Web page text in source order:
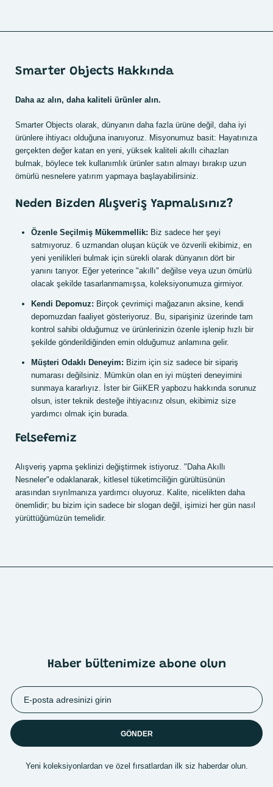
Smarter Objects Hakkında
Daha az alın, daha kaliteli ürünler alın.
Smarter Objects olarak, dünyanın daha fazla ürüne değil, daha iyi
ürünlere ihtiyacı olduğuna inanıyoruz. Misyonumuz basit: Hayatınıza
gerçekten değer katan en yeni, yüksek kaliteli akıllı cihazları
bulmak, böylece tek kullanımlık ürünler satın almayı bırakıp uzun
ömürlü nesnelere yatırım yapmaya başlayabilirsiniz.
Neden Bizden Alışveriş Yapmalısınız?
Özenle Seçilmiş Mükemmellik: Biz sadece her şeyi
satmıyoruz. 6 uzmandan oluşan küçük ve özverili ekibimiz, en
yeni yenilikleri bulmak için sürekli olarak dünyanın dört bir
yanını tarıyor. Eğer yeterince "akıllı" değilse veya uzun ömürlü
olacak şekilde tasarlanmamışsa, koleksiyonumuza girmiyor.
Kendi Depomuz: Birçok çevrimiçi mağazanın aksine, kendi
depomuzdan faaliyet gösteriyoruz. Bu, siparişiniz üzerinde tam
kontrol sahibi olduğumuz ve ürünlerinizin özenle işlenip hızlı bir
şekilde gönderildiğinden emin olduğumuz anlamına gelir.
Müşteri Odaklı Deneyim: Bizim için siz sadece bir sipariş
numarası değilsiniz. Mümkün olan en iyi müşteri deneyimini
sunmaya kararlıyız. İster bir GiiKER yapbozu hakkında sorunuz
olsun, ister teknik desteğe ihtiyacınız olsun, ekibimiz size
yardımcı olmak için burada.
Felsefemiz
Alışveriş yapma şeklinizi değiştirmek istiyoruz. "Daha Akıllı
Nesneler"e odaklanarak, kitlesel tüketimciliğin gürültüsünün
arasından sıyrılmanıza yardımcı oluyoruz. Kalite, nicelikten daha
önemlidir; bu bizim için sadece bir slogan değil, işimizi her gün nasıl
yürüttüğümüzün temelidir.
Haber bültenimize abone olun
GÖNDER
Yeni koleksiyonlardan ve özel fırsatlardan ilk siz haberdar olun.